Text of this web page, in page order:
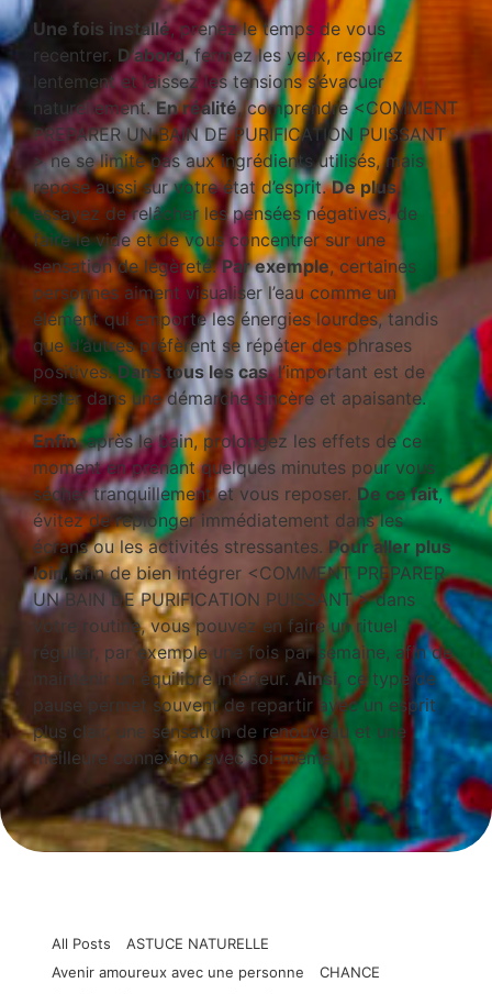
Une fois installé, prenez le temps de vous
recentrer. D’abord, fermez les yeux, respirez
lentement et laissez les tensions s’évacuer
naturellement.En réalité, comprendre <COMMENT
PREPARER UN BAIN DE PURIFICATION PUISSANT
> ne se limite pas aux ingrédients utilisés, mais
repose aussi sur votre état d’esprit.De plus,
essayez de relâcher les pensées négatives, de
faire le vide et de vous concentrer sur une
sensation de légèreté.Par exemple, certaines
personnes aiment visualiser l’eau comme un
élément qui emporte les énergies lourdes, tandis
que d’autres préfèrent se répéter des phrases
positives.Dans tous les cas, l’important est de
rester dans une démarche sincère et apaisante.
Enfin, après le bain, prolongez les effets de ce
moment en prenant quelques minutes pour vous
sécher tranquillement et vous reposer. De ce fait,
évitez de replonger immédiatement dans les
écrans ou les activités stressantes. Pour aller plus
loin, afin de bien intégrer <COMMENT PREPARER
UN BAIN DE PURIFICATION PUISSANT > dans
votre routine, vous pouvez en faire un rituel
régulier, par exemple une fois par semaine, afin de
maintenir un équilibre intérieur. Ainsi, ce type de
pause permet souvent de repartir avec un esprit
plus clair, une sensation de renouveau et une
meilleure connexion avec soi-même
All Posts
ASTUCE NATURELLE
Avenir amoureux avec une personne
CHANCE